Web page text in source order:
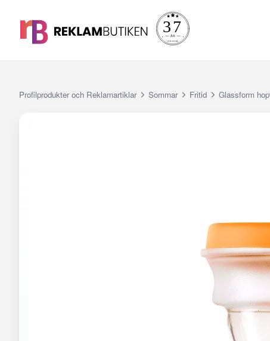
Profilprodukter och Reklamartiklar Sommar Fritid Glassform